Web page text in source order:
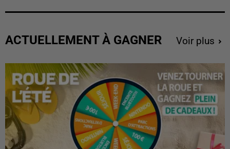
ACTUELLEMENT À GAGNER Voir plus